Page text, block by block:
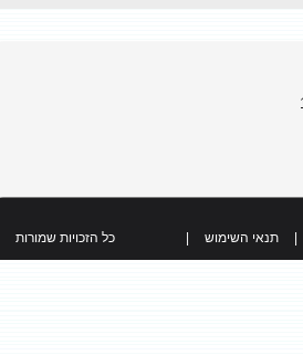
תנאי השימוש כל הזכויות שמורות